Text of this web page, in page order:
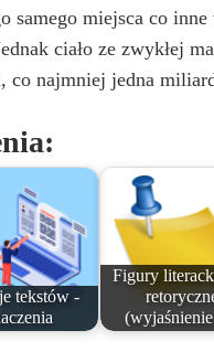
samego miejsca co
ciało ze zwykłej
co najmniej jedna
tekstów -
Figury